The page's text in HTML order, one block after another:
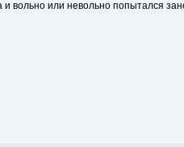
вольно или невольно попытался